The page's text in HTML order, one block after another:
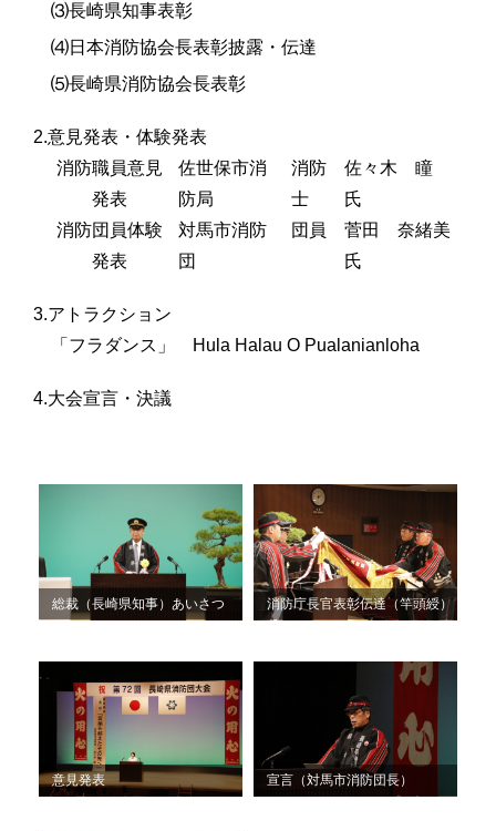
⑶長崎県知事表彰
⑷日本消防協会長表彰披露・伝達
⑸長崎県消防協会長表彰
2.意見発表・体験発表
消防職員意見
発表
佐世保市消
防局
消防
士
佐々木 瞳
氏
消防団員体験
発表
対馬市消防
団
団員
菅田 奈緒美
氏
3.アトラクション
「フラダンス」 Hula Halau O Pualanianloha
4.大会宣言・決議
総裁（長崎県知事）あいさつ 消防庁長官表彰伝達（竿頭綬）
意見発表 宣言（対馬市消防団長）